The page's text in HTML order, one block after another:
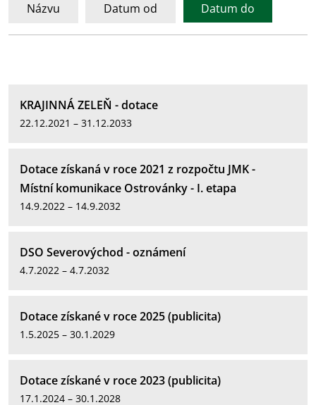
Názvu
Datum od Datum do
KRAJINNÁ ZELEŇ - dotace
22.12.2021 – 31.12.2033
Dotace získaná v roce 2021 z rozpočtu JMK -
Místní komunikace Ostrovánky - I. etapa
14.9.2022 – 14.9.2032
DSO Severovýchod - oznámení
4.7.2022 – 4.7.2032
Dotace získané v roce 2025 (publicita)
1.5.2025 – 30.1.2029
Dotace získané v roce 2023 (publicita)
17.1.2024 – 30.1.2028